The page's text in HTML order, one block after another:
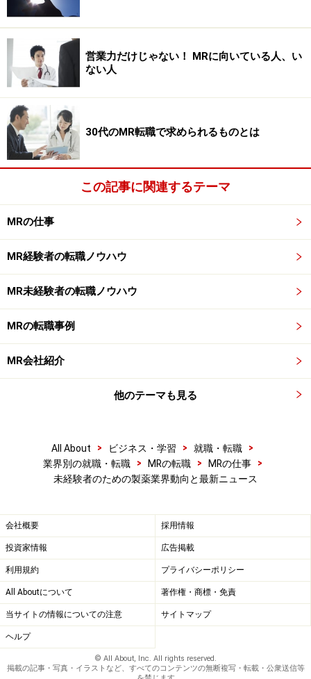
定して様々な取り組みを行っています（
年度ジェネリック医薬品普及率：アメリカ69％、ドイツ
64％、イギリス61％、フランス40％）。
※記事内容は執筆時点のものです。最新の内容をご確認くださ
次のページへ
営業力だけじゃない！ MRに向いている人、い
ない人
30代のMR転職で求められるものとは
この記事に関連するテーマ
MRの仕事
MR経験者の転職ノウハウ
MR未経験者の転職ノウハウ
MRの転職事例
MR会社紹介
他のテーマも見る
All About > ビジネス・学習 > 就職・転職
>
業界別の就職・転職
> MRの転職 > MRの仕事
>
未経験者のための製薬業界動向と最新ニュース
会社概要 採用情報
投資家情報 広告掲載
利用規約 プライバシーポリシー
All Aboutについて 著作権・商標・免責
当サイトの情報についての注意 サイトマップ
ヘルプ
© All About, Inc. All rights reserved.
掲載の記事・写真・イラストなど、すべてのコンテンツの無断複写・転載・公衆送信等